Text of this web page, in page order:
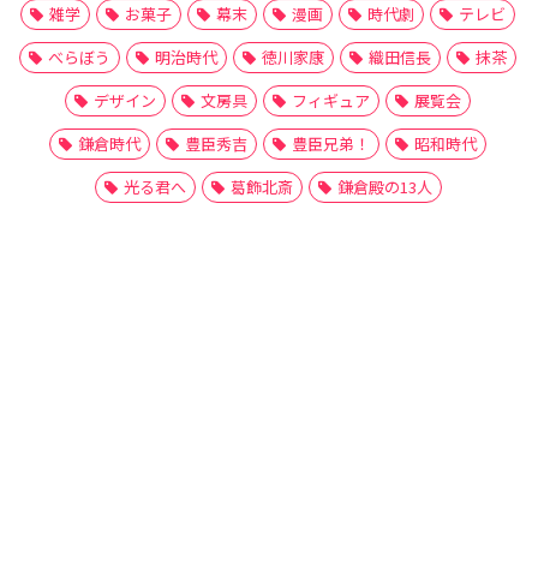
雑学
お菓子 幕末 漫画 時代劇
テレビ
べらぼう
明治時代 徳川家康 織田信長
抹茶
デザイン
文房具 フィギュア
展覧会
鎌倉時代
豊臣秀吉 豊臣兄弟！
昭和時代
光る君へ
葛飾北斎 鎌倉殿の13人